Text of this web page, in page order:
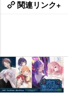
関連リンク+